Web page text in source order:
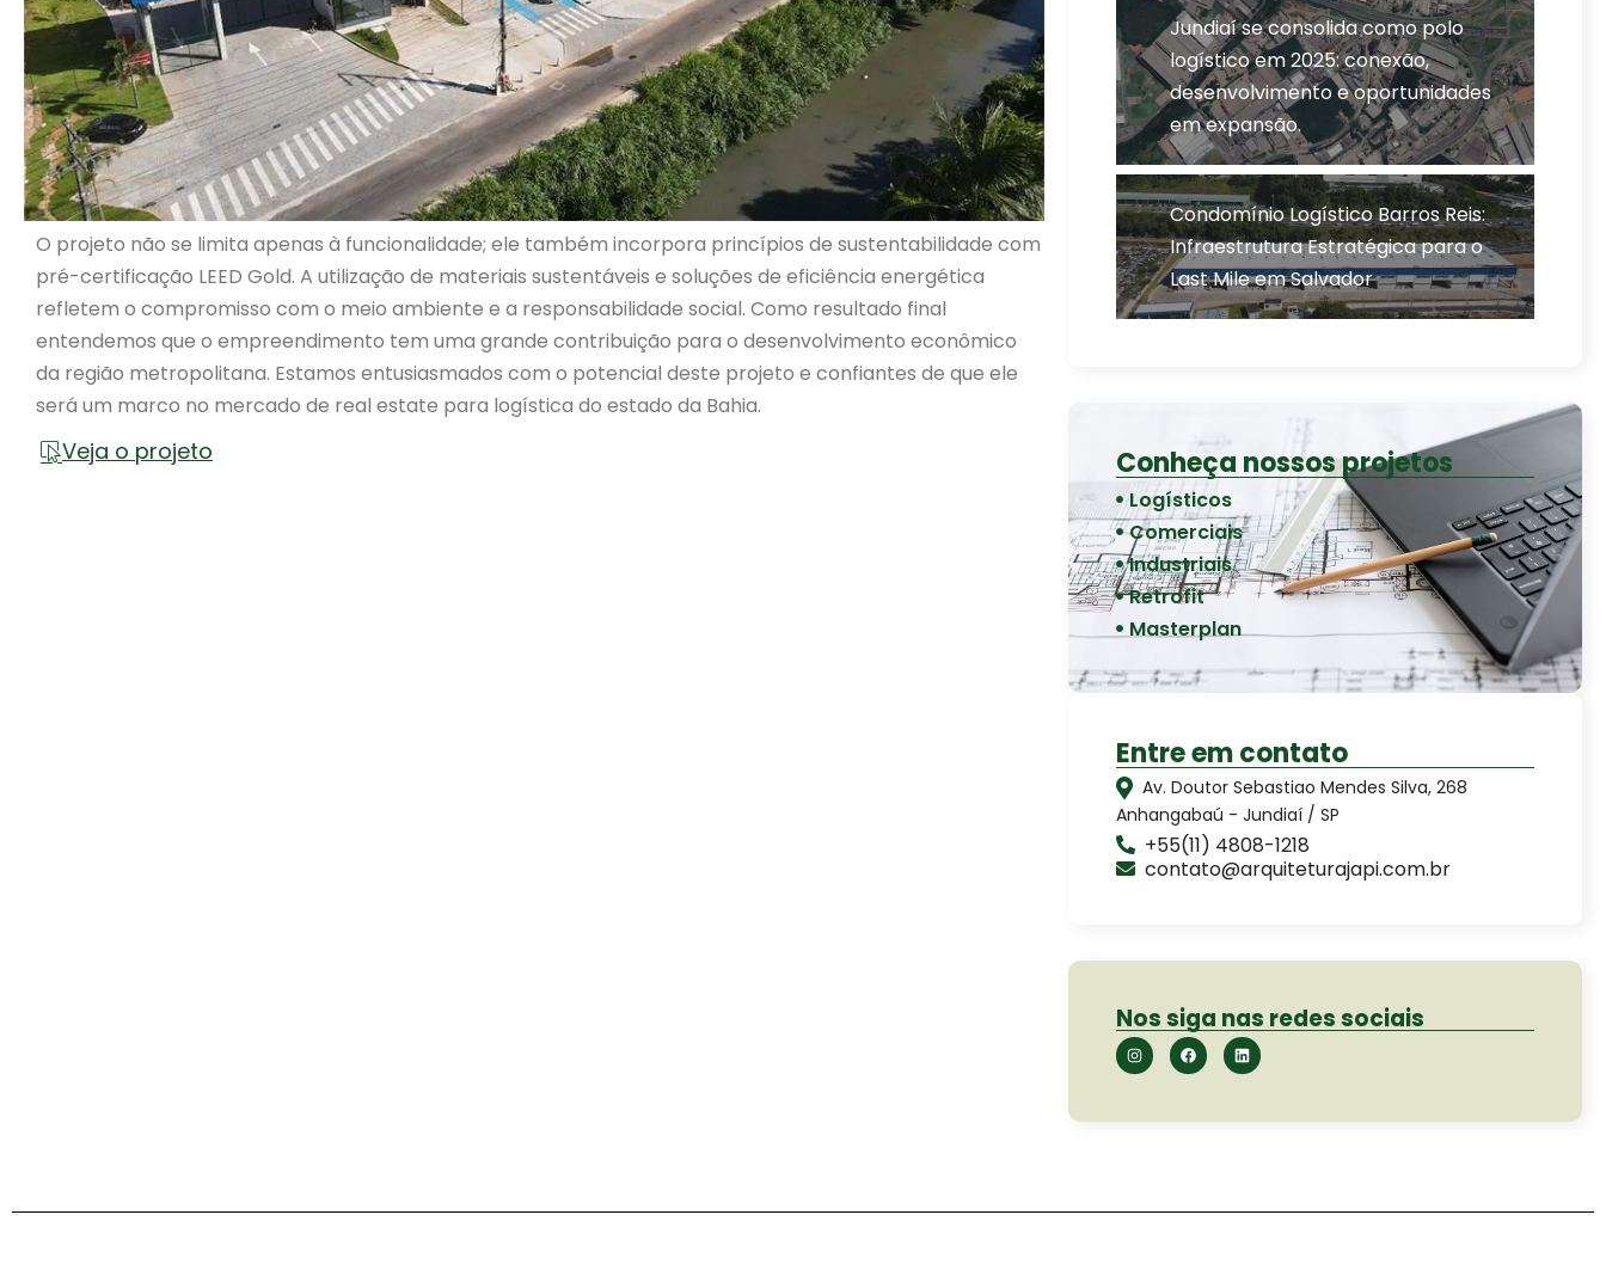
O projeto não se limita apenas à funcionalidade; ele também incorpora princípios de sustentabilidade com
pré-certificação LEED Gold. A utilização de materiais sustentáveis e soluções de eficiência energética
refletem o compromisso com o meio ambiente e a responsabilidade social. Como resultado final
entendemos que o empreendimento tem uma grande contribuição para o desenvolvimento econômico
da região metropolitana. Estamos entusiasmados com o potencial deste projeto e confiantes de que ele
será um marco no mercado de real estate para logística do estado da Bahia.
Veja o projeto
Jundiaí se consolida como polo
logístico em 2025: conexão,
desenvolvimento e oportunidades
em expansão.
Condomínio Logístico Barros Reis:
Infraestrutura Estratégica para o
Last Mile em Salvador
Conheça nossos projetos
Logísticos
Comerciais
Industriais
Retrofit
Masterplan
Entre em contato
Av. Doutor Sebastiao Mendes Silva, 268
Anhangabaú - Jundiaí / SP
+55(11) 4808-1218
contato@arquiteturajapi.com.br
Nos siga nas redes sociais